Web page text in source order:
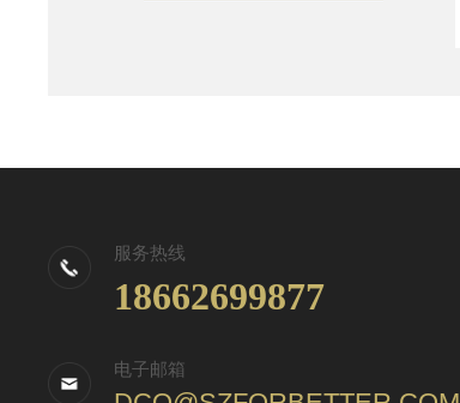
服务热线
18662699877
电子邮箱